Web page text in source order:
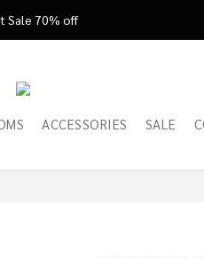
’26 ｜ 父親節限定盛典
Sale 70% off
ACCESSORIES SALE